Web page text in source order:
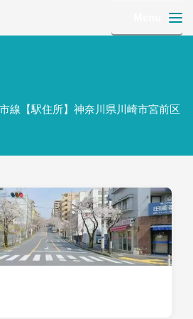
線【駅住所】神奈川県川崎市宮前区